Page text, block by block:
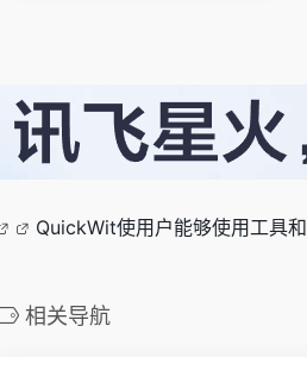
QuickWit使用户能够使用工具
相关导航